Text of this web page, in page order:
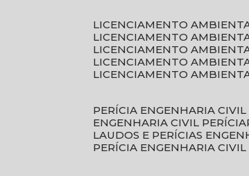
LICENCIAMENTO
LICENCIAMENTO
LICENCIAMENTO
LICENCIAMENTO
LICENCIAMENTO
PERÍCIA ENGENHARIA
ENGENHARIA CIVIL PERÍCIA
LAUDOS E PERÍCIAS
PERÍCIA ENGENHARIA CIVIL